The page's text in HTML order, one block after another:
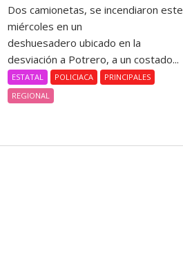
Dos camionetas, se incendiaron este
miércoles en un
deshuesadero ubicado en la
desviación a Potrero, a un costado...
ESTATAL POLICIACA
PRINCIPALES
REGIONAL